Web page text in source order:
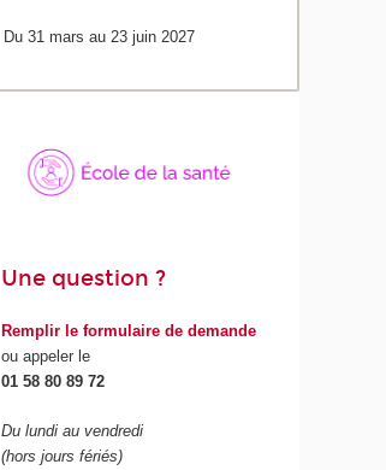
Du 31 mars au 23 juin 2027
Une question ?
Remplir le formulaire de demande
ou appeler le
01 58 80 89 72
Du lundi au vendredi
(hors jours fériés)